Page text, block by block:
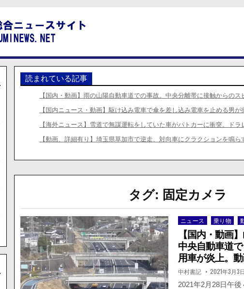
読まれている記事
【国内・動画】雨の山陽自動車道での事故。中央分離帯に接触からのス
【国内ニュース・動画】駆け込み電車で傘を差し込み電車を止める男が
【海外ニュース】雪道で無謀運転をしていた車がパトカーに衝突。ドラ
【動画、詳細有り】埼玉県草加市で逆走、対向車にクラクションを鳴ら
タグ: 固定カメラ
Posted
ニュース 乗り物
【国内・動画
中央自動車道
用車が炎上。動
著
者:
中村書記 掲
載
日：
2021年3月3日
2021年2月28日午